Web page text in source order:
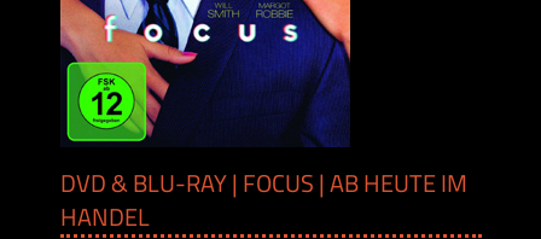
DVD & BLU-RAY | FOCUS | AB HEUTE IM
HANDEL